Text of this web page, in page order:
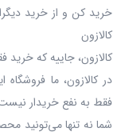
خرید کن و از خرید
کالازون
کالازون، جاییه که
در کالازون، ما
فقط به نفع خریدار
شما نه‌ تنها می‌تونید